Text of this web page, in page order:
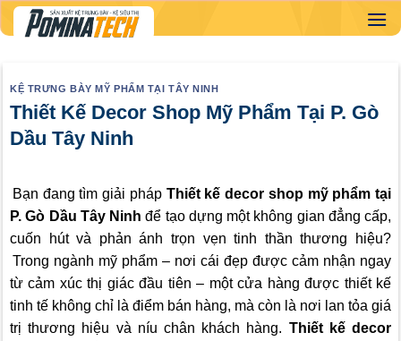
Skip
to
KỆ TRƯNG BÀY MỸ PHẨM TẠI TÂY NINH
Thiết Kế Decor Shop Mỹ Phẩm Tại P. Gò
Dầu Tây Ninh
Bạn đang tìm giải pháp Thiết kế decor shop mỹ phẩm tại
P. Gò Dầu Tây Ninh để tạo dựng một không gian đẳng cấp,
cuốn hút và phản ánh trọn vẹn tinh thần thương hiệu?
Trong ngành mỹ phẩm – nơi cái đẹp được cảm nhận ngay
từ cảm xúc thị giác đầu tiên – một cửa hàng được thiết kế
tinh tế không chỉ là điểm bán hàng, mà còn là nơi lan tỏa giá
trị thương hiệu và níu chân khách hàng. Thiết kế decor